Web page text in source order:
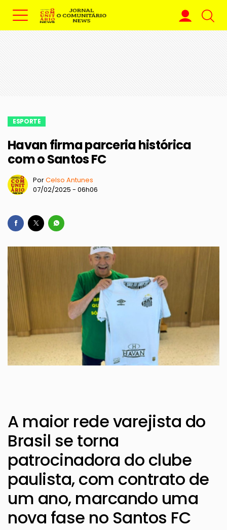
ESPORTE
Havan firma parceria histórica
com o Santos FC
PorCelso Antunes
07/02/2025 - 06h06
A maior rede varejista do
Brasil se torna
patrocinadora do clube
paulista, com contrato de
um ano, marcando uma
nova fase no Santos FC